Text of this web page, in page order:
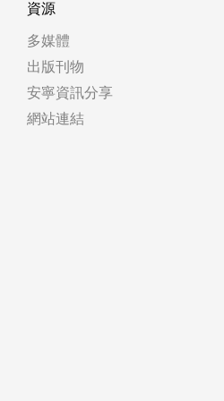
資源
多媒體
出版刊物
安寧資訊分享
網站連結